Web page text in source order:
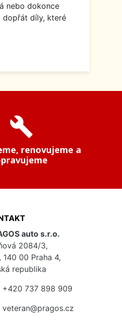
nebo dokonce
dopřát díly, které
build
renovujeme a
auto s.r.o.
2084/3,
140 00 Praha 4,
republika
+420 737 898 909
veteran@pragos.cz